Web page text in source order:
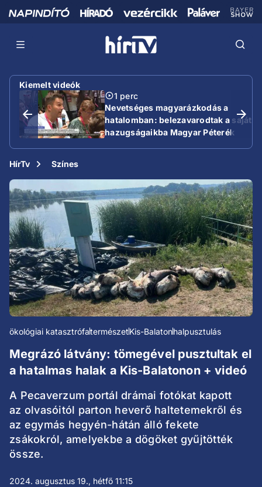
Kiemelt videók
1 perc
Nevetséges magyarázkodás a
hatalomban: belezavarodtak a saját
hazugságaikba Magyar Péterék
HírTv Színes
ökológiai katasztrófatermészetKis-Balatonhalpusztulás
Megrázó látvány: tömegével pusztultak el
a hatalmas halak a Kis-Balatonon + videó
A Pecaverzum portál drámai fotókat kapott
az olvasóitól parton heverő haltetemekről és
az egymás hegyén-hátán álló fekete
zsákokról, amelyekbe a dögöket gyűjtötték
össze.
2024. augusztus 19., hétfő 11:15